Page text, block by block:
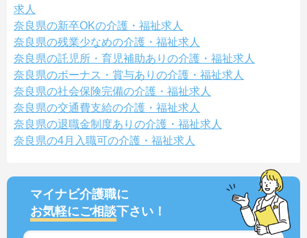
求人
奈良県の新卒OKの介護・福祉求人
奈良県の残業少なめの介護・福祉求人
奈良県の託児所・育児補助ありの介護・福祉求人
奈良県のボーナス・賞与ありの介護・福祉求人
奈良県の社会保険完備の介護・福祉求人
奈良県の交通費支給の介護・福祉求人
奈良県の退職金制度ありの介護・福祉求人
奈良県の4月入職可の介護・福祉求人
マイナビ介護職に
お気軽にご相談下さい！